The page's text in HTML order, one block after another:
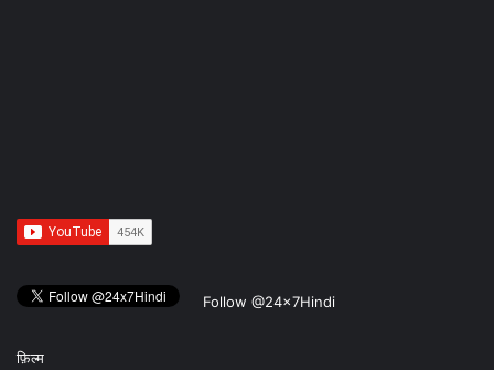
Follow @24x7Hindi
फ़िल्म